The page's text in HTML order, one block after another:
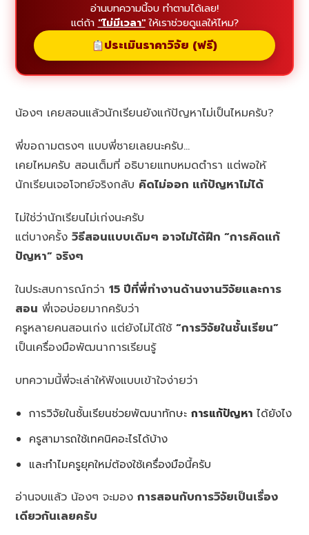
อ่านบทความนี้จบ ทำตามได้เลย!
แต่ถ้า "ไม่มีเวลา"ให้เราช่วยดูแลให้ไหม?
ประเมินราคาวิจัย (ฟรี)
น้องๆ เคยสอนแล้วนักเรียนยังแก้ปัญหาไม่เป็นไหมครับ?
พี่ขอถามตรงๆ แบบพี่ชายเลยนะครับ…
เคยไหมครับ สอนเต็มที่ อธิบายแทบหมดตำรา แต่พอให้
นักเรียนเจอโจทย์จริงกลับ คิดไม่ออก แก้ปัญหาไม่ได้
ไม่ใช่ว่านักเรียนไม่เก่งนะครับ
แต่บางครั้งวิธีสอนแบบเดิมๆ อาจไม่ได้ฝึก “การคิดแก้
ปัญหา” จริงๆ
ในประสบการณ์กว่า15 ปีที่พี่ทำงานด้านงานวิจัยและการ
สอน พี่เจอบ่อยมากครับว่า
ครูหลายคนสอนเก่ง แต่ยังไม่ได้ใช้“การวิจัยในชั้นเรียน”
เป็นเครื่องมือพัฒนาการเรียนรู้
บทความนี้พี่จะเล่าให้ฟังแบบเข้าใจง่ายว่า
การวิจัยในชั้นเรียนช่วยพัฒนาทักษะการแก้ปัญหา ได้ยังไง
ครูสามารถใช้เทคนิคอะไรได้บ้าง
และทำไมครูยุคใหม่ต้องใช้เครื่องมือนี้ครับ
อ่านจบแล้ว น้องๆ จะมองการสอนกับการวิจัยเป็นเรื่อง
เดียวกันเลยครับ